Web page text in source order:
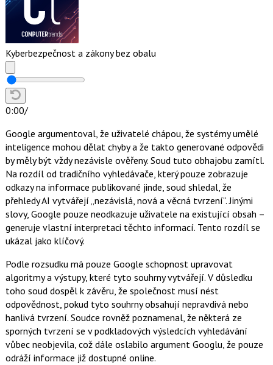
Kyberbezpečnost a zákony bez obalu
0:00/
Google argumentoval, že uživatelé chápou, že systémy umělé
inteligence mohou dělat chyby a že takto generované odpovědi
by měly být vždy nezávisle ověřeny. Soud tuto obhajobu zamítl.
Na rozdíl od tradičního vyhledávače, který pouze zobrazuje
odkazy na informace publikované jinde, soud shledal, že
přehledy AI vytvářejí „nezávislá, nová a věcná tvrzení“. Jinými
slovy, Google pouze neodkazuje uživatele na existující obsah –
generuje vlastní interpretaci těchto informací. Tento rozdíl se
ukázal jako klíčový.
Podle rozsudku má pouze Google schopnost upravovat
algoritmy a výstupy, které tyto souhrny vytvářejí. V důsledku
toho soud dospěl k závěru, že společnost musí nést
odpovědnost, pokud tyto souhrny obsahují nepravdivá nebo
hanlivá tvrzení. Soudce rovněž poznamenal, že některá ze
sporných tvrzení se v podkladových výsledcích vyhledávání
vůbec neobjevila, což dále oslabilo argument Googlu, že pouze
odráží informace již dostupné online.